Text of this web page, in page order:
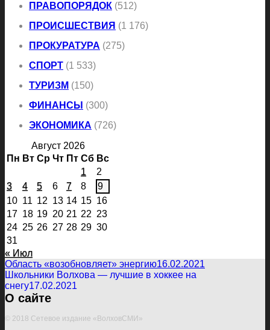
ПРАВОПОРЯДОК (512)
ПРОИСШЕСТВИЯ (1 176)
ПРОКУРАТУРА (275)
СПОРТ (1 533)
ТУРИЗМ (150)
ФИНАНСЫ (300)
ЭКОНОМИКА (726)
Август 2026
Пн Вт Ср Чт Пт Сб Вс
1
2
3
4 5 6 7 8
9
10 11 12 13 14 15 16
17 18 19 20 21 22 23
24 25 26 27 28 29 30
31
« Июл
Область «возобновляет» энергию16.02.2021
Школьники Волхова — лучшие в хоккее на
снегу17.02.2021
О сайте
© 2018 Сетевое издание «ВолховСМИ»